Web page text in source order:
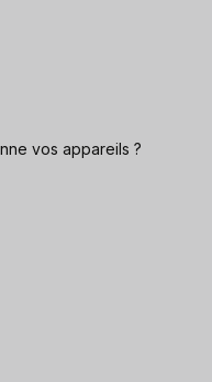
vos appareils ?